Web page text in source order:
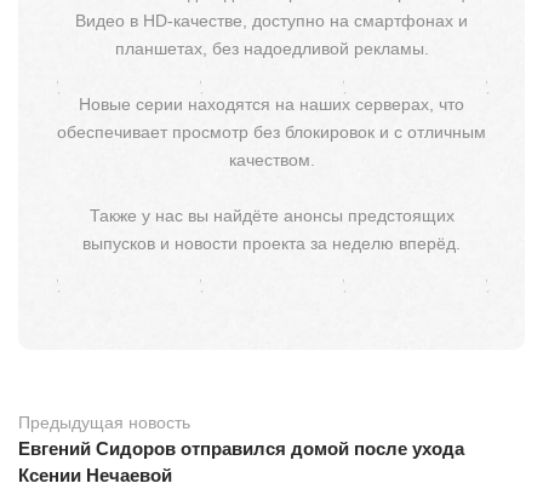
Видео в HD-качестве, доступно на смартфонах и
планшетах, без надоедливой рекламы.
Новые серии находятся на наших серверах, что
обеспечивает просмотр без блокировок и с отличным
качеством.
Также у нас вы найдёте анонсы предстоящих
выпусков и новости проекта за неделю вперёд.
Предыдущая новость
Евгений Сидоров отправился домой после ухода
Ксении Нечаевой